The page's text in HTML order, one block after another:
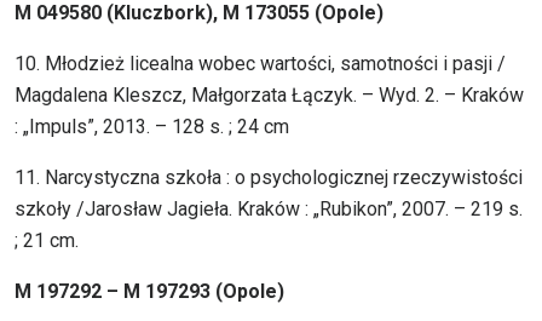
M 049580 (Kluczbork), M 173055 (Opole)
10. Młodzież licealna wobec wartości, samotności i pasji /
Magdalena Kleszcz, Małgorzata Łączyk. – Wyd. 2. – Kraków
: „Impuls”, 2013. – 128 s. ; 24 cm
11. Narcystyczna szkoła : o psychologicznej rzeczywistości
szkoły /Jarosław Jagieła. Kraków : „Rubikon”, 2007. – 219 s.
; 21 cm.
M 197292 – M 197293 (Opole)